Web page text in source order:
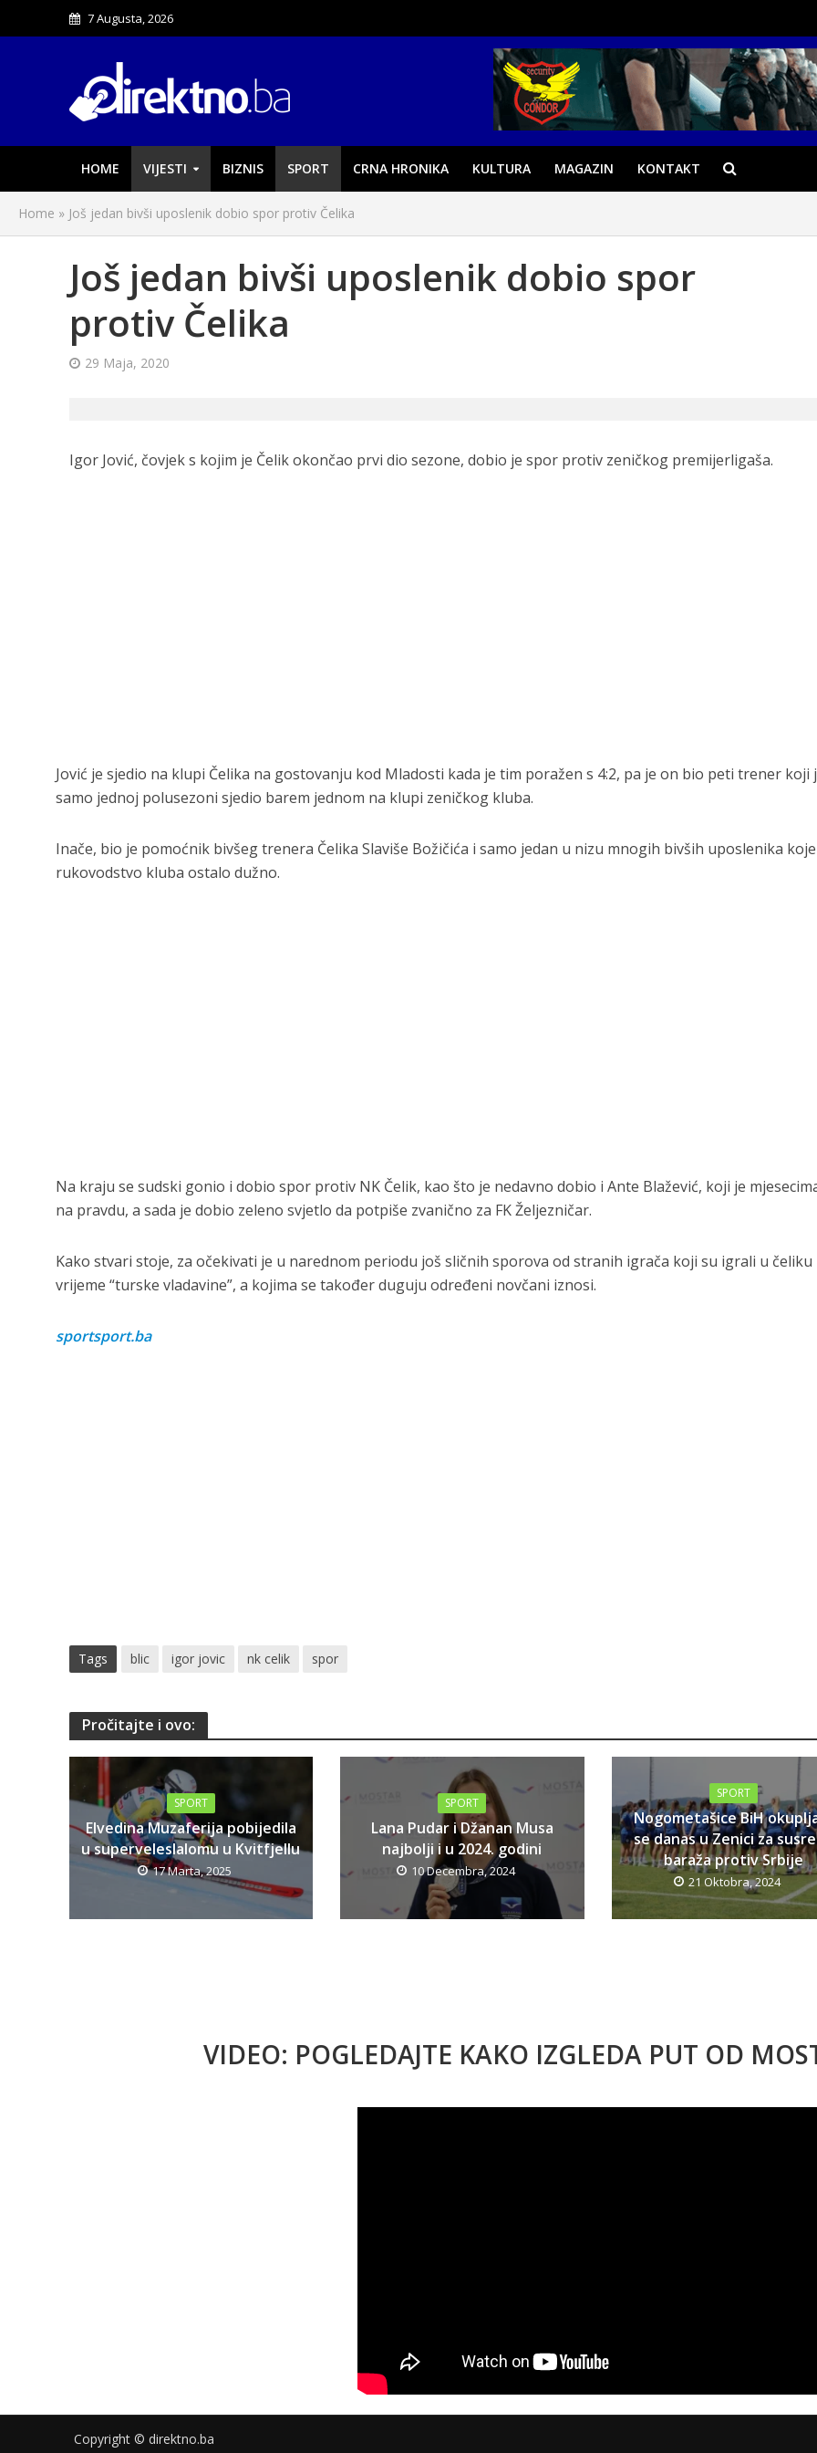
7 Augusta, 2026
HOME VIJESTI BIZNIS SPORT CRNA HRONIKA KULTURA MAGAZIN KONTAKT
Home » Još jedan bivši uposlenik dobio spor protiv Čelika
Još jedan bivši uposlenik dobio spor
protiv Čelika
29 Maja, 2020
Igor Jović, čovjek s kojim je Čelik okončao prvi dio sezone, dobio je spor protiv zeničkog premijerligaša.
Jović je sjedio na klupi Čelika na gostovanju kod Mladosti kada je tim poražen s 4:2, pa je on bio peti trener koji
samo jednoj polusezoni sjedio barem jednom na klupi zeničkog kluba.
Inače, bio je pomoćnik bivšeg trenera Čelika Slaviše Božičića i samo jedan u nizu mnogih bivših uposlenika
rukovodstvo kluba ostalo dužno.
Na kraju se sudski gonio i dobio spor protiv NK Čelik, kao što je nedavno dobio i Ante Blažević, koji je
na pravdu, a sada je dobio zeleno svjetlo da potpiše zvanično za FK Željezničar.
Kako stvari stoje, za očekivati je u narednom periodu još sličnih sporova od stranih igrača koji su igrali u čeliku
vrijeme “turske vladavine”, a kojima se također duguju određeni novčani iznosi.
sportsport.ba
Tags blic igor jovic nk celik spor
Pročitajte i ovo:
SPORT
Elvedina Muzaferija pobijedila
u superveleslalomu u Kvitfjellu
17 Marta, 2025
SPORT
Lana Pudar i Džanan Musa
najbolji i u 2024. godini
10 Decembra, 2024
SPORT
Nogometašice BiH
se danas u Zenici za
baraža protiv Srbije
21 Oktobra, 2024
VIDEO: POGLEDAJTE KAKO IZGLEDA PUT OD
Copyright © direktno.ba